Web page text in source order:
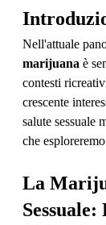
Nell'attuale
marijuana è
contesti
crescente
salute sessuale
che
La